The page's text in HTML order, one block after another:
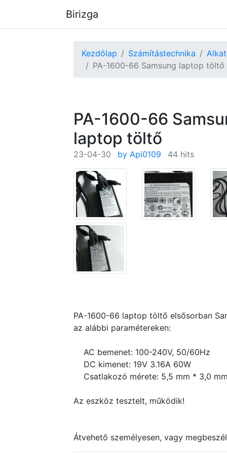
Birizga
Kezdőlap Számítástechnika
PA-1600-66 Samsung laptop töltő
PA-1600-66
laptop töltő
23-04-30 by Api0109 44 hits
PA-1600-66 laptop töltő elsősorban
az alábbi paramétereken:
AC bemenet: 100-240V, 50/60Hz
DC kimenet: 19V 3.16A 60W
Csatlakozó mérete: 5,5 mm * 3,0
Az eszköz tesztelt, működik!
Átvehető személyesen, vagy